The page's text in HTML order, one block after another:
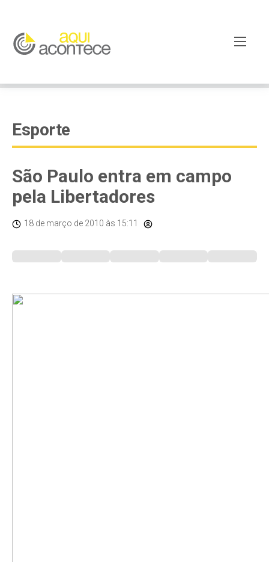
Esporte
São Paulo entra em campo
pela Libertadores
18 de março de 2010 às 15:11